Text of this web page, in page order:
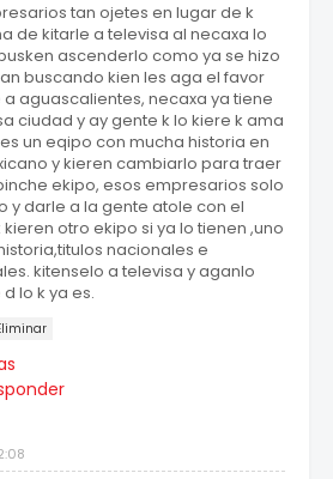
tan ojetes en lugar de k
de kitarle a televisa al necaxa lo
ascenderlo como ya se hizo
buscando kien les aga el favor
aguascalientes, necaxa ya tiene
ciudad y ay gente k lo kiere k ama
un eqipo con mucha historia en
y kieren cambiarlo para traer
ekipo, esos empresarios solo
y darle a la gente atole con el
otro ekipo si ya lo tienen ,uno
nacionales e
kitenselo a televisa y aganlo
lo k ya es.